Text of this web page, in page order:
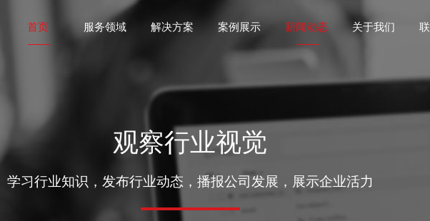
首页 服务领域 解决方案 案例展示 新闻动态 关于我们
观察行业视觉
学习行业知识，发布行业动态，播报公司发展，展示企业活力